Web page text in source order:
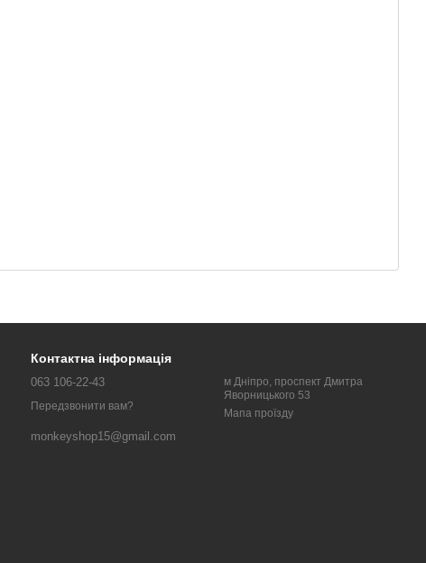
Контактна інформація
063 106-22-43
Передзвонити вам?
monkeyshop15@gmail.com
м Дніпро, проспект Дмитра
Яворницького 53
Мапа проїзду